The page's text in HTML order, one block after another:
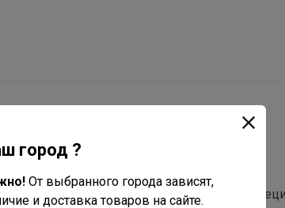
гигиены прудов и водоемов.
бактерии. Индикатор, предусмотренный
за работой излучателя, а благодаря
город ?
От выбранного города зависят,
и доставка товаров на сайте.